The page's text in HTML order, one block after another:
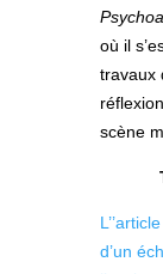
où il
travaux
scène
d’un